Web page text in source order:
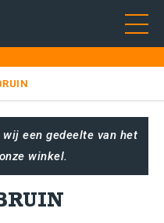
een gedeelte van het
winkel.